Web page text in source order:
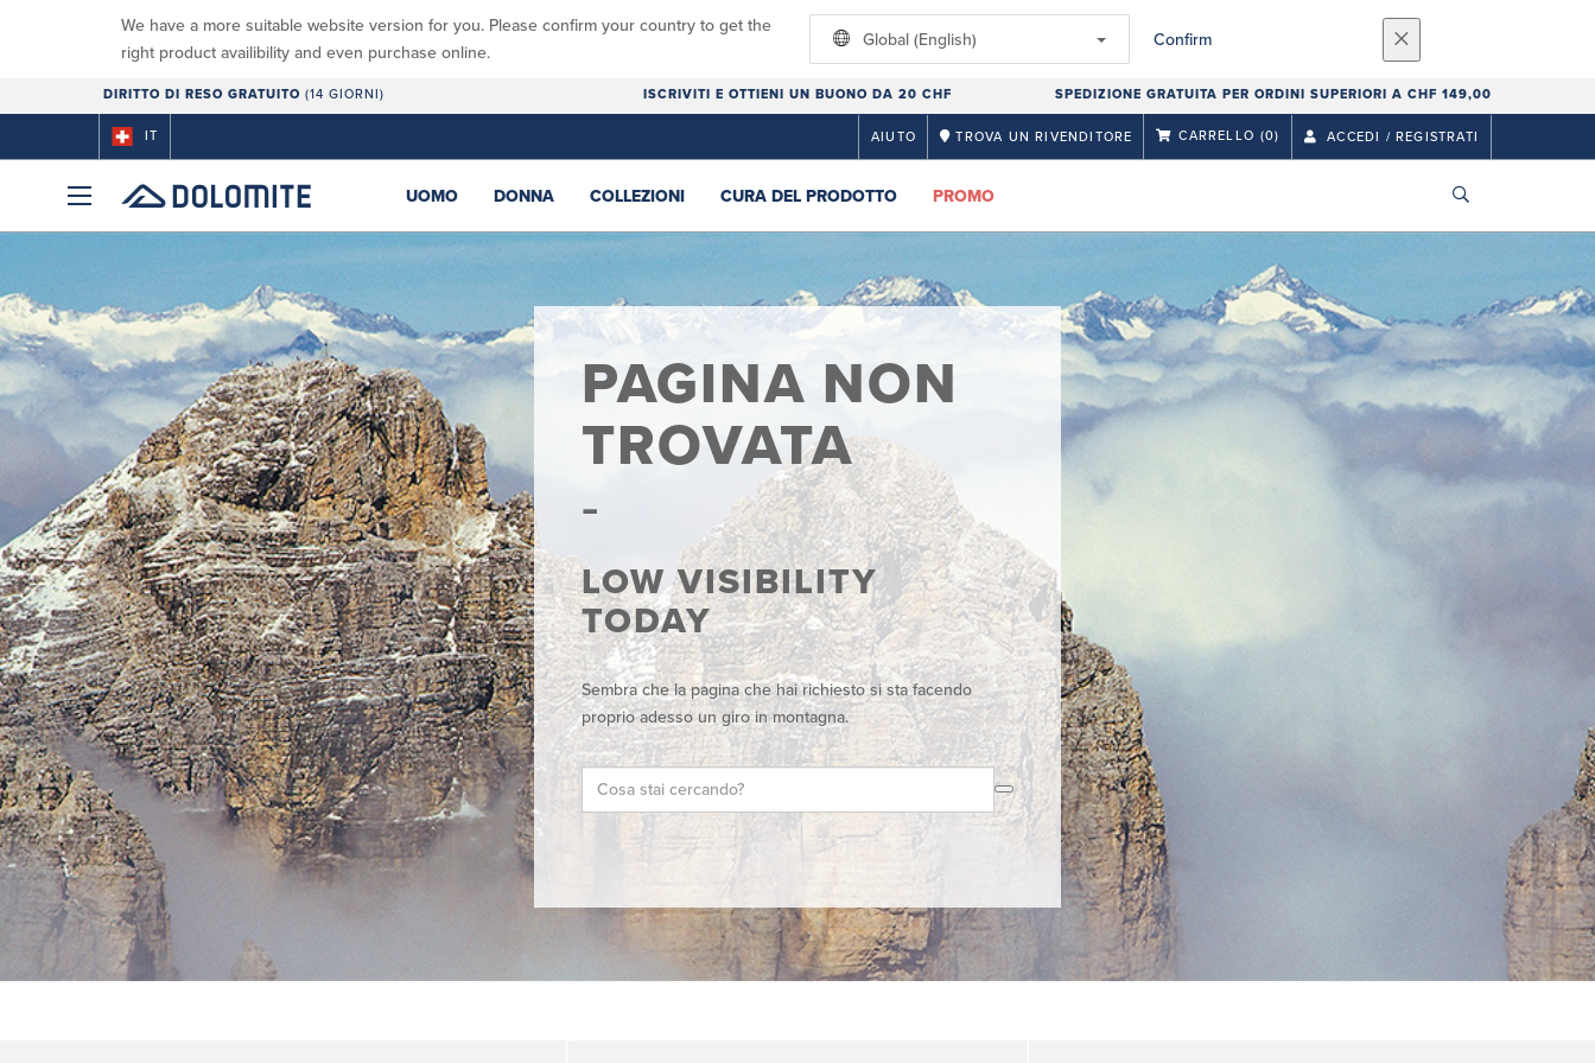
We have a more suitable website version for you. Please confirm your country to get the
right product availibility and even purchase online.
Global (English) Confirm
DIRITTO DI RESO GRATUITO (14 GIORNI) ISCRIVITI E OTTIENI UN BUONO DA 20 CHF SPEDIZIONE GRATUITA PER ORDINI SUPERIORI A CHF 149,00
IT AIUTO TROVA UN RIVENDITORE CARRELLO (0) ACCEDI / REGISTRATI
UOMO DONNA COLLEZIONI CURA DEL PRODOTTO PROMO
PAGINA NON
TROVATA
LOW VISIBILITY
TODAY
Sembra che la pagina che hai richiesto si sta facendo
proprio adesso un giro in montagna.